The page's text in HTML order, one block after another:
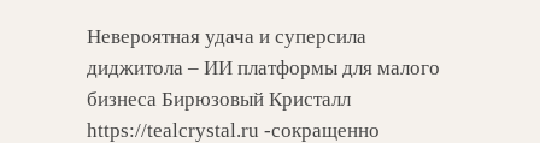
Невероятная удача и суперсила
диджитола – ИИ платформы для малого
бизнеса Бирюзовый Кристалл
https://tealcrystal.ru -сокращенно